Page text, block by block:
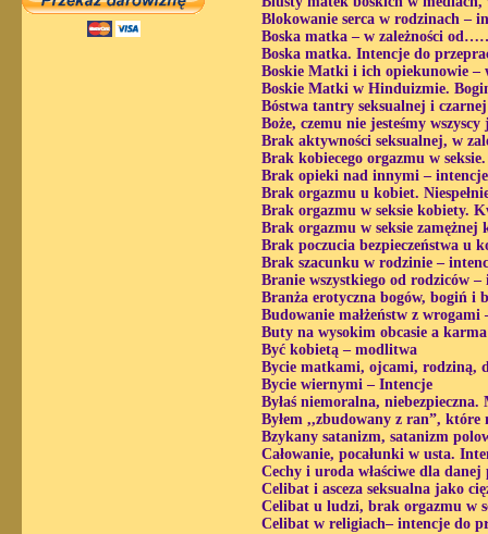
Blokowanie serca w rodzinach –
Boska matka – w zależności
Boska matka. Intencje do
Boskie Matki i ich opiekunowie –
Boskie Matki w Hinduizmie.
Bóstwa tantry seksualnej i
Boże, czemu nie jesteśmy
Brak aktywności seksualnej, w
Brak kobiecego orgazmu w
Brak opieki nad innymi – intencje
Brak orgazmu u kobiet.
Brak orgazmu w seksie kobiety.
Brak orgazmu w seksie zamężnej
Brak poczucia bezpieczeństwa u
Brak szacunku w rodzinie –
Branie wszystkiego od rodziców –
Branża erotyczna bogów, bogiń i
Budowanie małżeństw z
Buty na wysokim obcasie a
Być kobietą – modlitwa
Bycie matkami, ojcami, rodziną,
Bycie wiernymi – Intencje
Byłaś niemoralna,
Byłem ,,zbudowany z ran”,
Bzykany satanizm, satanizm
Całowanie, pocałunki w usta.
Cechy i uroda właściwe dla
Celibat i asceza seksualna jako
Celibat u ludzi, brak orgazmu w
Celibat w religiach– intencje do